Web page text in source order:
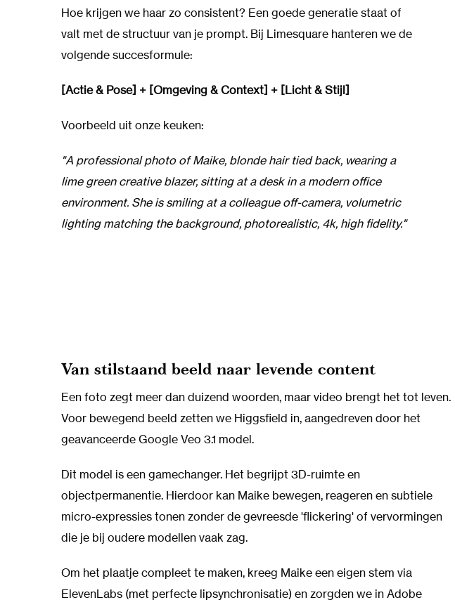
Hoe krijgen we haar zo consistent? Een goede generatie staat of
valt met de structuur van je prompt. Bij Limesquare hanteren we de
volgende succesformule:
[Actie & Pose] + [Omgeving & Context] + [Licht & Stijl]
Voorbeeld uit onze keuken:
"A professional photo of Maike, blonde hair tied back, wearing a
lime green creative blazer, sitting at a desk in a modern office
environment. She is smiling at a colleague off-camera, volumetric
lighting matching the background, photorealistic, 4k, high fidelity."
Van stilstaand beeld naar levende content
Een foto zegt meer dan duizend woorden, maar video brengt het tot leven.
Voor bewegend beeld zetten we Higgsfield in, aangedreven door het
geavanceerde Google Veo 3.1 model.
Dit model is een gamechanger. Het begrijpt 3D-ruimte en
objectpermanentie. Hierdoor kan Maike bewegen, reageren en subtiele
micro-expressies tonen zonder de gevreesde 'flickering' of vervormingen
die je bij oudere modellen vaak zag.
Om het plaatje compleet te maken, kreeg Maike een eigen stem via
ElevenLabs (met perfecte lipsynchronisatie) en zorgden we in Adobe